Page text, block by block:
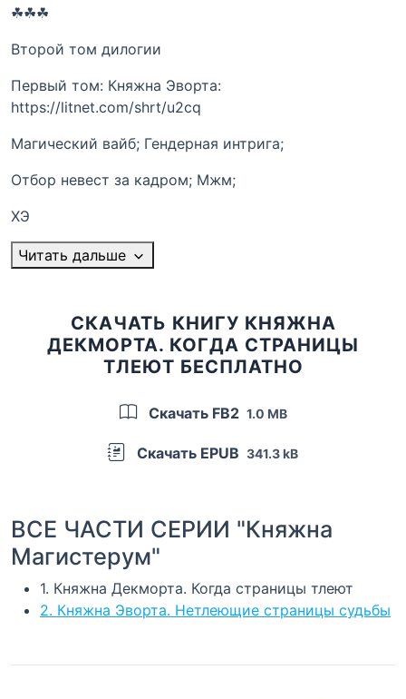
☘☘☘
Второй том дилогии
Первый том: Княжна Эворта:
https://litnet.com/shrt/u2cq
Магический вайб; Гендерная интрига;
Отбор невест за кадром; Мжм;
ХЭ
Читать дальше
СКАЧАТЬ КНИГУ КНЯЖНА
ДЕКМОРТА. КОГДА СТРАНИЦЫ
ТЛЕЮТ БЕСПЛАТНО
Скачать FB2 1.0 MB
Скачать EPUB 341.3 kB
ВСЕ ЧАСТИ СЕРИИ "Княжна
Магистерум"
1. Княжна Декморта. Когда страницы тлеют
2. Княжна Эворта. Нетлеющие страницы судьбы